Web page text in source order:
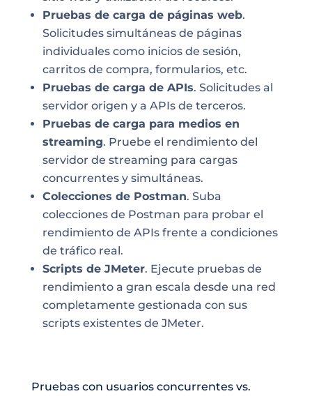
Pruebas de carga de páginas web.
Solicitudes simultáneas de páginas
individuales como inicios de sesión,
carritos de compra, formularios, etc.
Pruebas de carga de APIs. Solicitudes al
servidor origen y a APIs de terceros.
Pruebas de carga para medios en
streaming. Pruebe el rendimiento del
servidor de streaming para cargas
concurrentes y simultáneas.
Colecciones de Postman. Suba
colecciones de Postman para probar el
rendimiento de APIs frente a condiciones
de tráfico real.
Scripts de JMeter. Ejecute pruebas de
rendimiento a gran escala desde una red
completamente gestionada con sus
scripts existentes de JMeter.
Pruebas con usuarios concurrentes vs.